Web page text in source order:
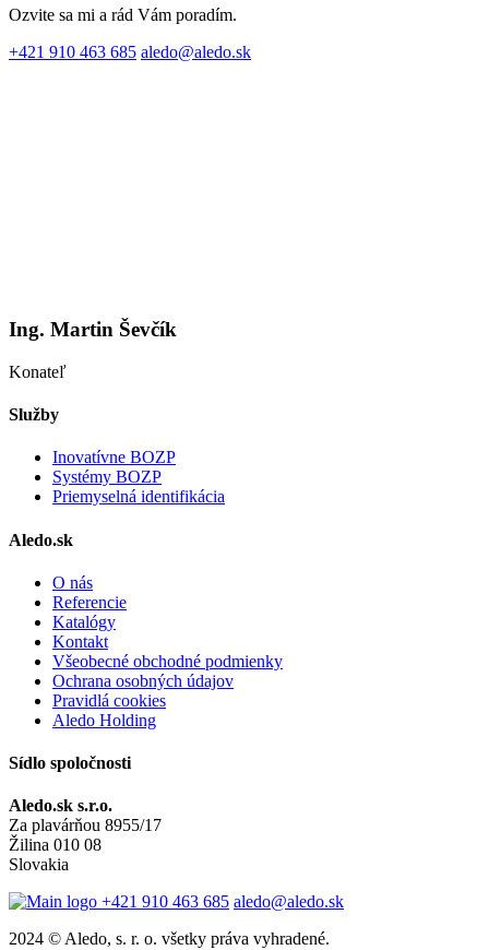
Ozvite sa mi a rád Vám poradím.
+421 910 463 685 aledo@aledo.sk
Ing. Martin Ševčík
Konateľ
Služby
Inovatívne BOZP
Systémy BOZP
Priemyselná identifikácia
Aledo.sk
O nás
Referencie
Katalógy
Kontakt
Všeobecné obchodné podmienky
Ochrana osobných údajov
Pravidlá cookies
Aledo Holding
Sídlo spoločnosti
Aledo.sk s.r.o.
Za plavárňou 8955/17
Žilina 010 08
Slovakia
+421 910 463 685 aledo@aledo.sk
2024 © Aledo, s. r. o. všetky práva vyhradené.